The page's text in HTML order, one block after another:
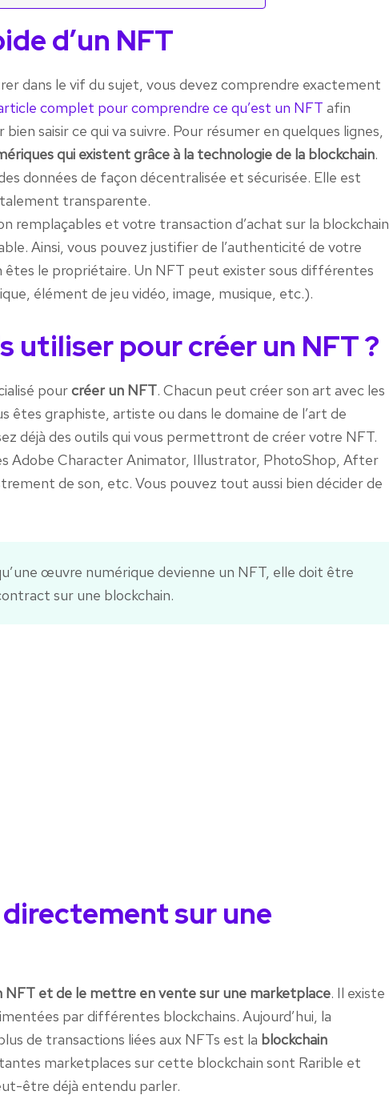
d’un NFT
dans le vif du sujet, vous devez comprendre exactement
complet pour comprendre ce qu’est un NFT afin
saisir ce qui va suivre. Pour résumer en quelques lignes,
qui existent grâce à la technologie de la blockchain.
données de façon décentralisée et sécurisée. Elle est
transparente.
remplaçables et votre transaction d’achat sur la blockchain
Ainsi, vous pouvez justifier de l’authenticité de votre
êtes le propriétaire. Un NFT peut exister sous différentes
élément de jeu vidéo, image, musique, etc.).
utiliser pour créer un NFT ?
pourcréer un NFT. Chacun peut créer son art avec les
êtes graphiste, artiste ou dans le domaine de l’art de
déjà des outils qui vous permettront de créer votre NFT.
Adobe Character Animator, Illustrator, PhotoShop, After
de son, etc. Vous pouvez tout aussi bien décider de
œuvre numérique devienne un NFT, elle doit être
sur une blockchain.
sur une
NFT et de le mettre en vente sur une marketplace. Il existe
par différentes blockchains. Aujourd’hui, la
de transactions liées aux NFTs est la blockchain
marketplaces sur cette blockchain sont Rarible et
être déjà entendu parler.